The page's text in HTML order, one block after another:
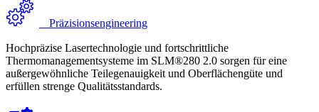
Präzisionsengineering
Hochpräzise Lasertechnologie und fortschrittliche
Thermomanagementsysteme im SLM®280 2.0 sorgen für eine
außergewöhnliche Teilegenauigkeit und Oberflächengüte und
erfüllen strenge Qualitätsstandards.